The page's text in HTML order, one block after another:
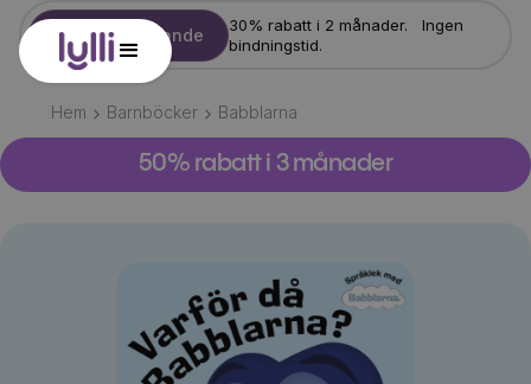
Starta erbjudande
30% rabatt i 2 månader. Ingen
bindningstid.
Hem Barnböcker Babblarna
50% rabatt i 3 månader